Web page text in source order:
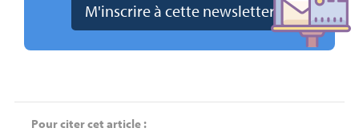
Pour citer cet article :